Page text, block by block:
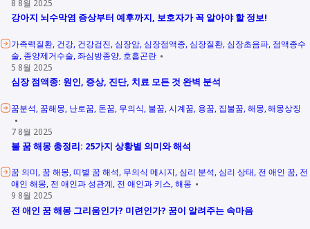
8 8월 2025
강아지 뇌수막염 증상부터 예후까지, 보호자가 꼭 알아야 할 정보!
가족력질환 건강 건강검진 심장암 심장점액종 심장질환 심장초음파 점액종수
술 종양제거수술 좌심방종양 호흡곤란
5 8월 2025
심장 점액종: 원인, 증상, 진단, 치료 모든 것 완벽 분석
꿈분석 꿈해몽 난로꿈 돈꿈 무의식 불꿈 시계꿈 용꿈 집불꿈 해몽 해몽상징
7 8월 2025
불 꿈 해몽 총정리: 25가지 상황별 의미와 해석
꿈 의미 꿈 해몽 띠별 꿈 해석 무의식 메시지 심리 분석 심리 상태 전 애인 꿈 전
애인 해몽 전 애인과 성관계 전 애인과 키스 해몽
9 8월 2025
전 애인 꿈 해몽 그리움인가? 미련인가? 꿈이 알려주는 속마음